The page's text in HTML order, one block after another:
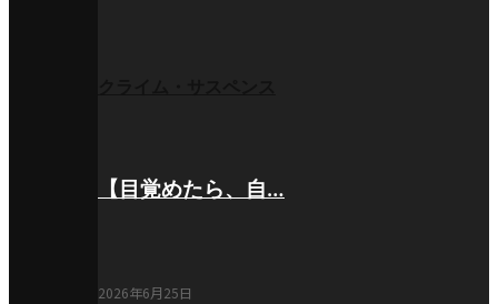
【目覚めたら、自…
2026年6月25日